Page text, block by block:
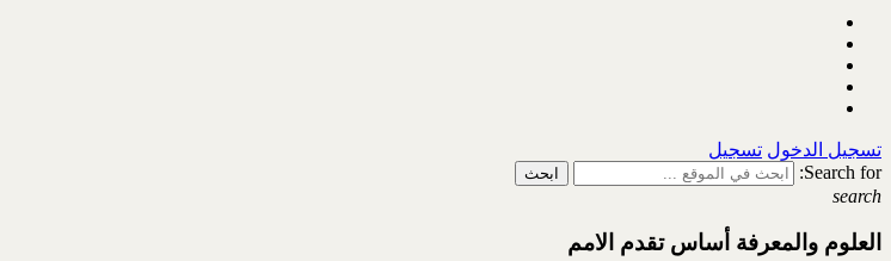
تسجيل الدخول تسجيل
Search for:
search
العلوم والمعرفة أساس تقدم الامم